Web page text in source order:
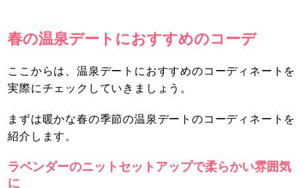
春の温泉デートにおすすめのコーデ
ここからは、温泉デートにおすすめのコーディネートを
実際にチェックしていきましょう。
まずは暖かな春の季節の温泉デートのコーディネートを
紹介します。
ラベンダーのニットセットアップで柔らかい雰囲気
に